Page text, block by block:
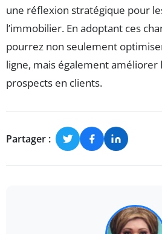
une réflexion stratégique pour
l’immobilier. En adoptant ces
pourrez non seulement
ligne, mais également améliorer
prospects en clients.
Partager :